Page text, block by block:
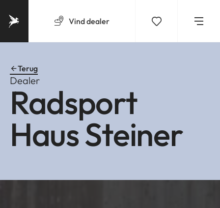
Vinddealer
Terug
Dealer
Radsport
Haus Steiner